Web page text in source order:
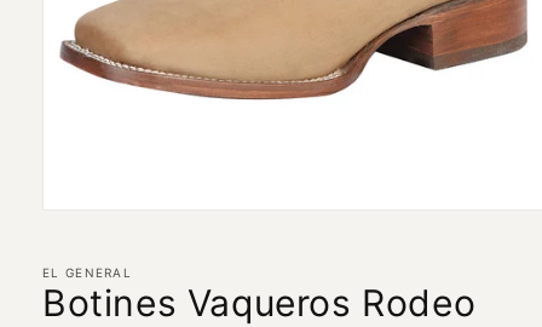
1
en
una
EL GENERAL
Botines Vaqueros Rodeo